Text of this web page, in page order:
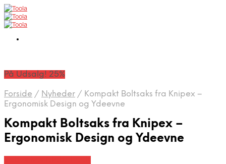
På Udsalg! 25%
Forside / Nyheder / Kompakt Boltsaks fra Knipex –
Ergonomisk Design og Ydeevne
Kompakt Boltsaks fra Knipex –
Ergonomisk Design og Ydeevne